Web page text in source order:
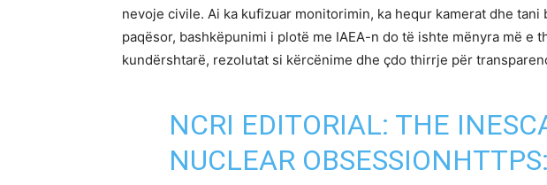
nevoje civile. Ai ka kufizuar monitorimin, ka hequr kamerat dhe
paqësor, bashkëpunimi i plotë me IAEA-n do të ishte mënyra më
kundërshtarë, rezolutat si kërcënime dhe çdo thirrje për
NCRI EDITORIAL: THE
NUCLEAR OBSESSION